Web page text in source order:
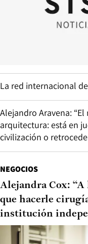
La red internacional
Alejandro Aravena:
arquitectura: está en
civilización o
NEGOCIOS
Alejandra Cox:
que hacerle
institución